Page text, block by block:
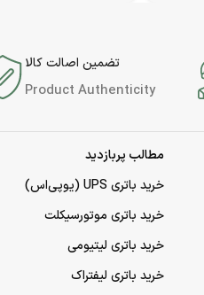
تضمین اصالت کالا
Product Authenticity
مطالب پربازدید
خرید باتری UPS (یو‌پی‌اس)
خرید باتری موتورسیکلت
خرید باتری لیتیومی
خرید باتری لیفتراک